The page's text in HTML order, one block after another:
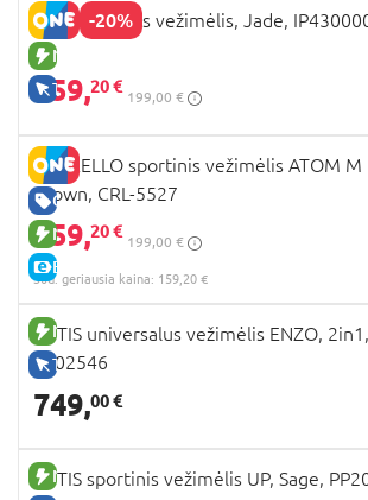
-20%
NAUJA PREKĖ
TIK INTERNETU
ARIA sportinis vežimėlis, Jade,
159,20 €
199,00 €
GERA KAINA
NAUJA PREKĖ
E-KAINA
CARRELLO sportinis vežimėlis ATOM
Brown, CRL-5527
159,20 €
199,00 €
30d. geriausia kaina: 159,20 €
NAUJA PREKĖ
TIK INTERNETU
TUTIS universalus vežimėlis ENZO,
1702546
749,00 €
NAUJA PREKĖ
TUTIS sportinis vežimėlis UP, Sage,